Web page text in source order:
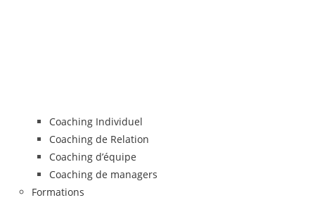
Coaching Individuel
Coaching de Relation
Coaching d’équipe
Coaching de managers
Formations